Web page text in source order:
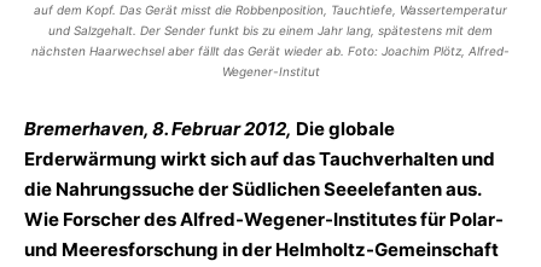
auf dem Kopf. Das Gerät misst die Robbenposition, Tauchtiefe, Wassertemperatur
und Salzgehalt. Der Sender funkt bis zu einem Jahr lang, spätestens mit dem
nächsten Haarwechsel aber fällt das Gerät wieder ab. Foto: Joachim Plötz, Alfred-
Wegener-Institut
Bremerhaven, 8. Februar 2012, Die globale
Erderwärmung wirkt sich auf das Tauchverhalten und
die Nahrungssuche der Südlichen Seeelefanten aus.
Wie Forscher des Alfred-Wegener-Institutes für Polar-
und Meeresforschung in der Helmholtz-Gemeinschaft